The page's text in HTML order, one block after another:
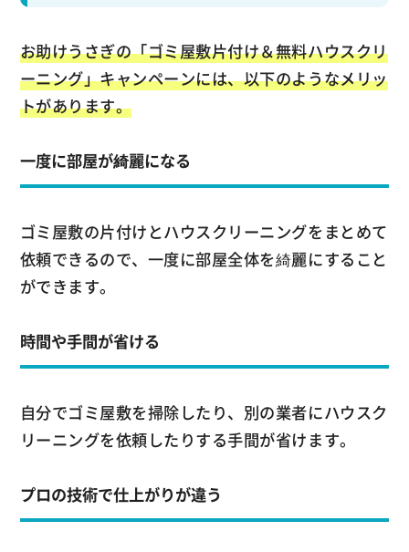
お助けうさぎの「ゴミ屋敷片付け＆無料ハウスクリ
ーニング」キャンペーンには、以下のようなメリッ
トがあります。
一度に部屋が綺麗になる
ゴミ屋敷の片付けとハウスクリーニングをまとめて
依頼できるので、一度に部屋全体を綺麗にすること
ができます。
時間や手間が省ける
自分でゴミ屋敷を掃除したり、別の業者にハウスク
リーニングを依頼したりする手間が省けます。
プロの技術で仕上がりが違う